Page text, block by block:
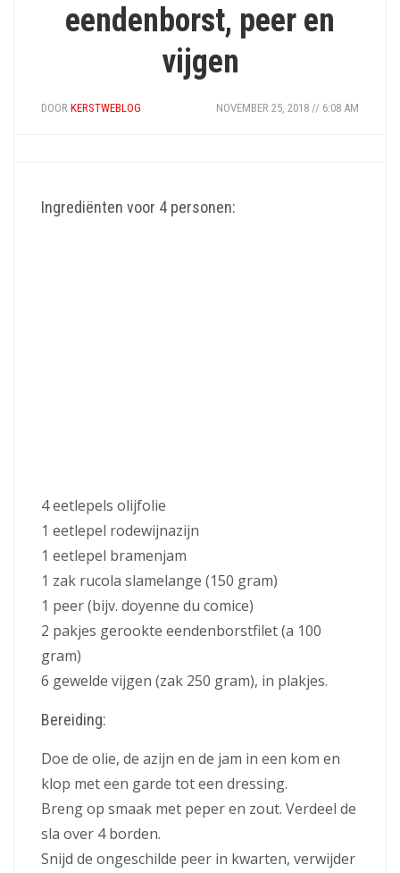
eendenborst, peer en
vijgen
DOOR KERSTWEBLOG NOVEMBER 25, 2018 // 6:08 AM
Ingrediënten voor 4 personen:
4 eetlepels olijfolie
1 eetlepel rodewijnazijn
1 eetlepel bramenjam
1 zak rucola slamelange (150 gram)
1 peer (bijv. doyenne du comice)
2 pakjes gerookte eendenborstfilet (a 100
gram)
6 gewelde vijgen (zak 250 gram), in plakjes.
Bereiding:
Doe de olie, de azijn en de jam in een kom en
klop met een garde tot een dressing.
Breng op smaak met peper en zout. Verdeel de
sla over 4 borden.
Snijd de ongeschilde peer in kwarten, verwijder